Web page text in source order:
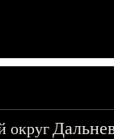
округ